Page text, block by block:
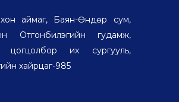
аймаг, Баян-Өндөр сум,
Отгонбилэгийн гудамж,
цогцолбор их сургууль,
хайрцаг-985